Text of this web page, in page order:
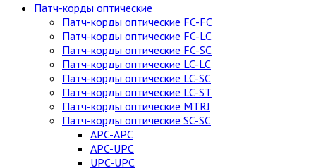
Патч-корды оптические
Патч-корды оптические FC-FC
Патч-корды оптические FC-LC
Патч-корды оптические FC-SC
Патч-корды оптические LC-LC
Патч-корды оптические LC-SC
Патч-корды оптические LC-ST
Патч-корды оптические MTRJ
Патч-корды оптические SC-SC
APC-APC
APC-UPC
UPC-UPC